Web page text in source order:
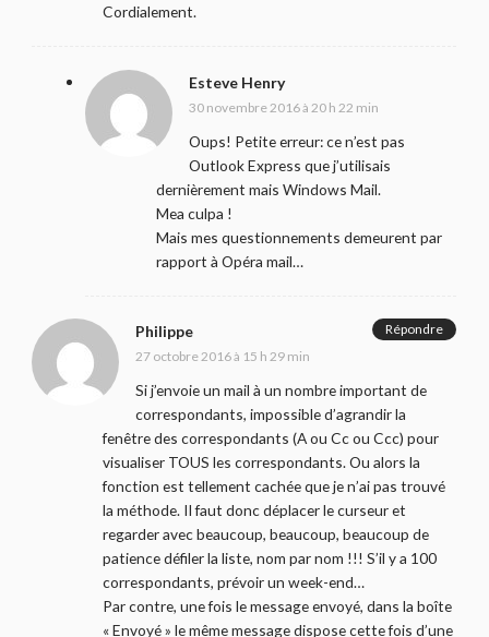
Cordialement.
Esteve Henry
30 novembre 2016 à 20 h 22 min
Oups! Petite erreur: ce n’est pas
Outlook Express que j’utilisais
dernièrement mais Windows Mail.
Mea culpa !
Mais mes questionnements demeurent par
rapport à Opéra mail…
Philippe
27 octobre 2016 à 15 h 29 min
Si j’envoie un mail à un nombre important de
correspondants, impossible d’agrandir la
fenêtre des correspondants (A ou Cc ou Ccc) pour
visualiser TOUS les correspondants. Ou alors la
fonction est tellement cachée que je n’ai pas trouvé
la méthode. Il faut donc déplacer le curseur et
regarder avec beaucoup, beaucoup, beaucoup de
patience défiler la liste, nom par nom !!! S’il y a 100
correspondants, prévoir un week-end…
Par contre, une fois le message envoyé, dans la boîte
« Envoyé » le même message dispose cette fois d’une
Répondre